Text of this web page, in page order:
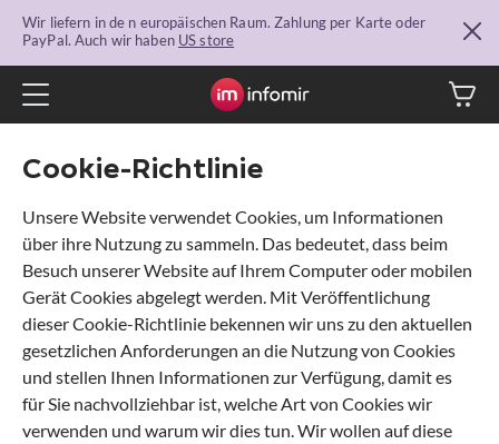
Wir liefern in de n europäischen Raum. Zahlung per Karte oder
PayPal. Auch wir haben US store
Cookie-Richtlinie
Unsere Website verwendet Cookies, um Informationen
über ihre Nutzung zu sammeln. Das bedeutet, dass beim
Besuch unserer Website auf Ihrem Computer oder mobilen
Gerät Cookies abgelegt werden. Mit Veröffentlichung
dieser Cookie-Richtlinie bekennen wir uns zu den aktuellen
gesetzlichen Anforderungen an die Nutzung von Cookies
und stellen Ihnen Informationen zur Verfügung, damit es
für Sie nachvollziehbar ist, welche Art von Cookies wir
verwenden und warum wir dies tun. Wir wollen auf diese